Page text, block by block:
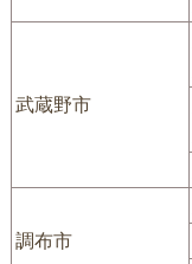
武蔵野市
調布市